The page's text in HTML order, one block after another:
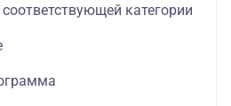
категории